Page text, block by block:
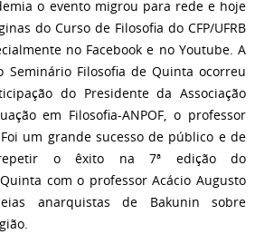
o evento migrou para rede e hoje
do Curso de Filosofia do CFP/UFRB
no Facebook e no Youtube. A
Seminário Filosofia de Quinta ocorreu
do Presidente da Associação
em Filosofia-ANPOF, o professor
um grande sucesso de público e de
repetir o êxito na 7ª edição do
com o professor Acácio Augusto
anarquistas de Bakunin sobre